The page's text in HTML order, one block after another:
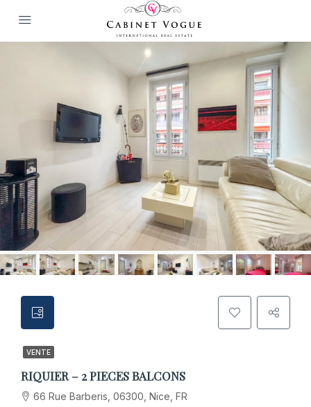
VENTE
RIQUIER – 2 PIECES BALCONS
66 Rue Barberis, 06300, Nice, FR